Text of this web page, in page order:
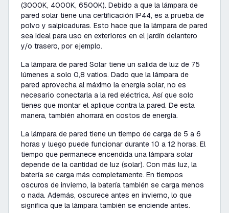
(3000K, 4000K, 6500K). Debido a que la lámpara de
pared solar tiene una certificación IP44, es a prueba de
polvo y salpicaduras. Esto hace que la lámpara de pared
sea ideal para uso en exteriores en el jardín delantero
y/o trasero, por ejemplo.
La lámpara de pared Solar tiene un salida de luz de 75
lúmenes a solo 0,8 vatios. Dado que la lámpara de
pared aprovecha al máximo la energía solar, no es
necesario conectarla a la red eléctrica. Así que solo
tienes que montar el aplique contra la pared. De esta
manera, también ahorrará en costos de energía.
La lámpara de pared tiene un tiempo de carga de 5 a 6
horas y luego puede funcionar durante 10 a 12 horas. El
tiempo que permanece encendida una lámpara solar
depende de la cantidad de luz (solar). Con más luz, la
batería se carga más completamente. En tiempos
oscuros de invierno, la batería también se carga menos
o nada. Además, oscurece antes en invierno, lo que
significa que la lámpara también se enciende antes.